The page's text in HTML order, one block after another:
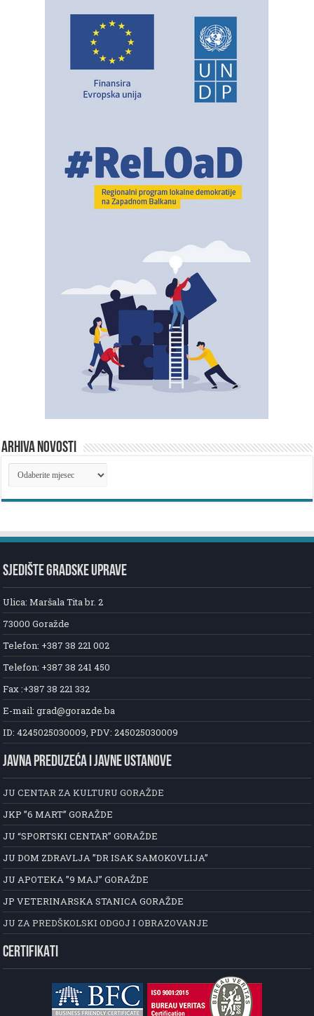
ARHIVA NOVOSTI
ARHIVA
NOVOSTI
SJEDIŠTE GRADSKE UPRAVE
Ulica: Maršala Tita br. 2
73000 Goražde
Telefon: +387 38 221 002
Telefon: +387 38 241 450
Fax :+387 38 221 332
E-mail: grad@gorazde.ba
ID: 4245025030009, PDV: 245025030009
JAVNA PREDUZEĆA I JAVNE USTANOVE
JU CENTAR ZA KULTURU GORAŽDE
JKP ”6 MART” GORAŽDE
JU “SPORTSKI CENTAR” GORAŽDE
JU DOM ZDRAVLJA ”DR ISAK SAMOKOVLIJA”
JU APOTEKA ”9 MAJ” GORAŽDE
JP VETERINARSKA STANICA GORAŽDE
JU ZA PREDŠKOLSKI ODGOJ I OBRAZOVANJE
CERTIFIKATI